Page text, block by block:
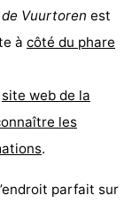
Vuurtoren est
à côté du phare
site web de la
les
.
parfait sur